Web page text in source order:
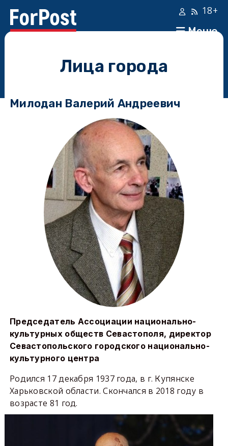
Меню
18+
Лица города
Милодан Валерий Андреевич
Председатель Ассоциации национально-
культурных обществ Севастополя, директор
Севастопольского городского национально-
культурного центра
Родился 17 декабря 1937 года, в г. Купянске
Харьковской области. Скончался в 2018 году в
возрасте 81 год.